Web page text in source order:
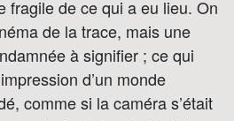
fragile de ce qui a eu lieu. On
de la trace, mais une
à signifier ; ce qui
d’un monde
comme si la caméra s’était